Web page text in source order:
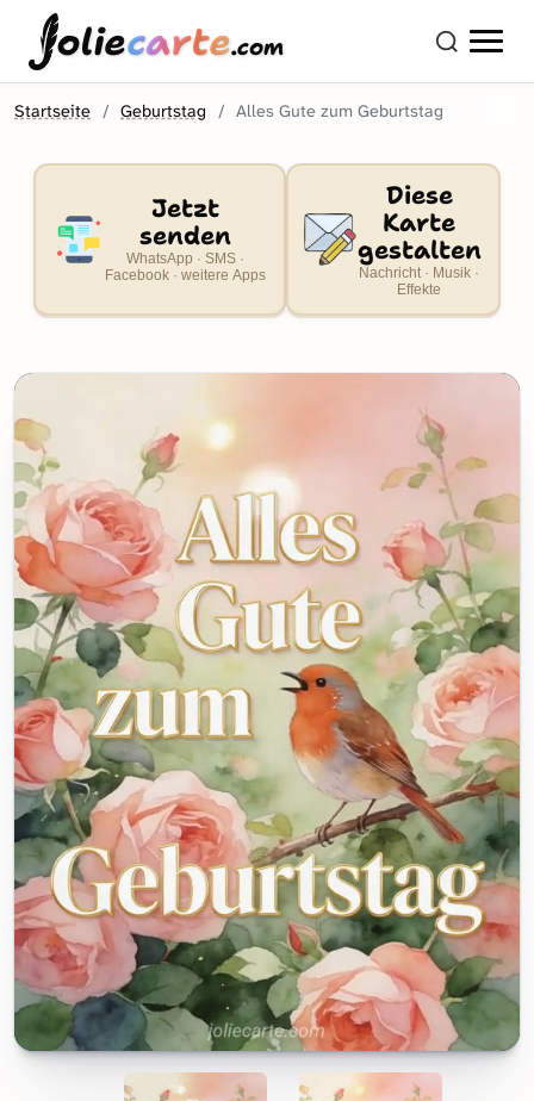
oliecarte.com
Startseite Geburtstag Alles Gute zum Geburtstag
Jetzt
senden
WhatsApp · SMS ·
Facebook · weitere Apps
Diese
Karte
gestalten
Nachricht · Musik ·
Effekte